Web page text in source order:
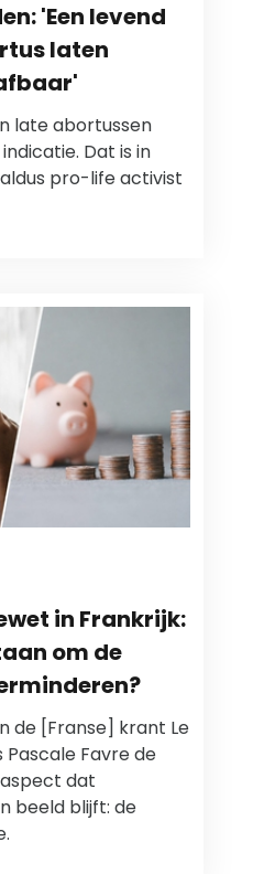
'Een levend
laten
late abortussen
Dat is in
pro-life activist
in Frankrijk:
om de
de [Franse] krant Le
Favre de
dat
beeld blijft: de